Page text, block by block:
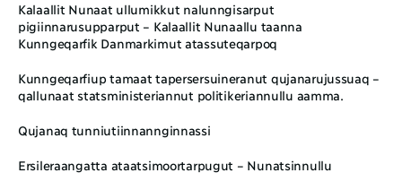
Kalaallit Nunaat ullumikkut nalunngisarput
pigiinnarusupparput – Kalaallit Nunaallu taanna
Kunngeqarfik Danmarkimut atassuteqarpoq
Kunngeqarfiup tamaat tapersersuineranut qujanarujussuaq –
qallunaat statsministeriannut politikeriannullu aamma.
Qujanaq tunniutiinnannginnassi
Ersileraangatta ataatsimoortarpugut – Nunatsinnullu